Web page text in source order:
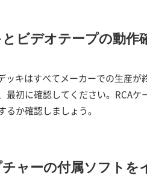
ビデオテープの動作
ッキはすべてメーカーでの生産
最初に確認してください。RCA
か確認しましょう。
ャーの付属ソフトを